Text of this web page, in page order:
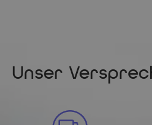
(zum Vergrößern bitte anklicken)
Artikelmerkmale
Unser